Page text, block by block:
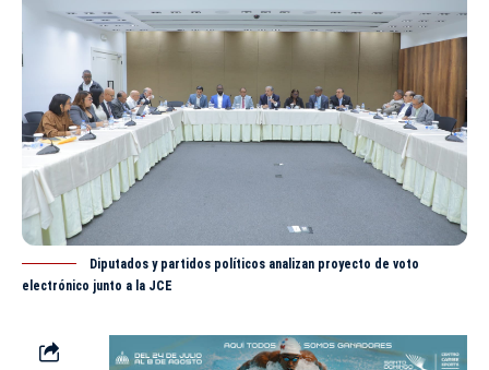
Diputados y partidos políticos analizan proyecto de voto
electrónico junto a la JCE